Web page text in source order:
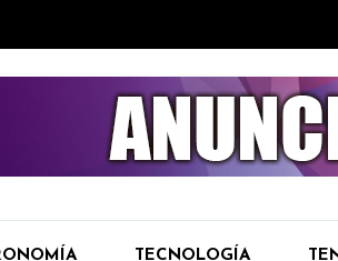
TECNOLOGÍA